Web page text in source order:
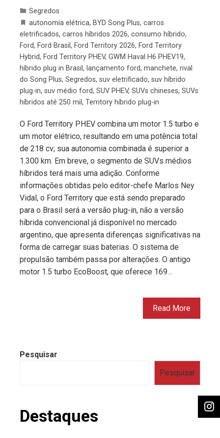
Segredos
autonomia elétrica, BYD Song Plus, carros
eletrificados, carros híbridos 2026, consumo híbrido,
Ford, Ford Brasil , Ford Territory 2026, Ford Territory
Hybrid, Ford Territory PHEV, GWM Haval H6 PHEV19,
híbrido plug in Brasil , lançamento ford, manchete, rival
do Song Plus, Segredos, suv eletrificado, suv híbrido
plug-in, suv médio ford, SUV PHEV, SUVs chineses, SUVs
híbridos até 250 mil , Territory híbrido plug-in
O Ford Territory PHEV combina um motor 1.5 turbo e
um motor elétrico, resultando em uma potência total
de 218 cv; sua autonomia combinada é superior a
1.300 km. Em breve, o segmento de SUVs médios
híbridos terá mais uma adição. Conforme
informações obtidas pelo editor-chefe Marlos Ney
Vidal, o Ford Territory que está sendo preparado
para o Brasil será a versão plug-in, não a versão
híbrida convencional já disponível no mercado
argentino, que apresenta diferenças significativas na
forma de carregar suas baterias. O sistema de
propulsão também passa por alterações. O antigo
motor 1.5 turbo EcoBoost, que oferece 169…
Read More
Pesquisar
Pesquisar
Destaques